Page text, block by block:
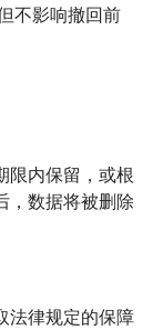
不影响撤回前
限内保留，或根
，数据将被删除
法律规定的保障